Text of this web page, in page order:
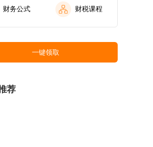
财务公式 财税课程
一键领取
荐